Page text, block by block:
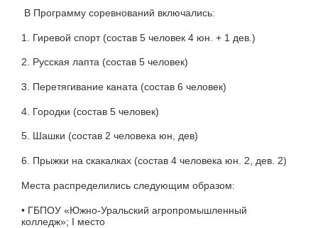
В Программу соревнований включались:
1. Гиревой спорт (состав 5 человек 4 юн. + 1 дев.)
2. Русская лапта (состав 5 человек)
3. Перетягивание каната (состав 6 человек)
4. Городки (состав 5 человек)
5. Шашки (состав 2 человека юн, дев)
6. Прыжки на скакалках (состав 4 человека юн. 2, дев. 2)
Места распределились следующим образом:
• ГБПОУ «Южно-Уральский агропромышленный
колледж»; I место